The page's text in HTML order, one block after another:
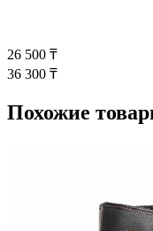
26 500 ₸
36 300 ₸
Похожие